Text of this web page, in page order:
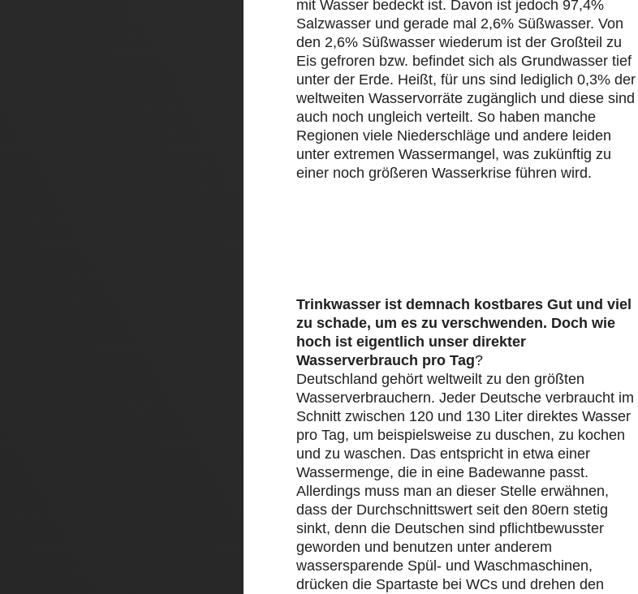
mit Wasser bedeckt ist. Davon ist jedoch 97,4%
Salzwasser und gerade mal 2,6% Süßwasser. Von
den 2,6% Süßwasser wiederum ist der Großteil zu
Eis gefroren bzw. befindet sich als Grundwasser tief
unter der Erde. Heißt, für uns sind lediglich 0,3% der
weltweiten Wasservorräte zugänglich und diese sind
auch noch ungleich verteilt. So haben manche
Regionen viele Niederschläge und andere leiden
unter extremen Wassermangel, was zukünftig zu
einer noch größeren Wasserkrise führen wird.
Trinkwasser ist demnach kostbares Gut und viel
zu schade, um es zu verschwenden. Doch wie
hoch ist eigentlich unser direkter
Wasserverbrauch pro Tag?
Deutschland gehört weltweilt zu den größten
Wasserverbrauchern. Jeder Deutsche verbraucht im
Schnitt zwischen 120 und 130 Liter direktes Wasser
pro Tag, um beispielsweise zu duschen, zu kochen
und zu waschen. Das entspricht in etwa einer
Wassermenge, die in eine Badewanne passt.
Allerdings muss man an dieser Stelle erwähnen,
dass der Durchschnittswert seit den 80ern stetig
sinkt, denn die Deutschen sind pflichtbewusster
geworden und benutzen unter anderem
wassersparende Spül- und Waschmaschinen,
drücken die Spartaste bei WCs und drehen den